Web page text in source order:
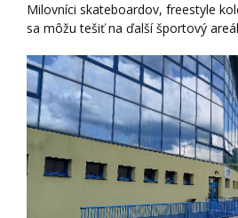
Milovníci skateboardov, freestyle
sa môžu tešiť na ďalší športový